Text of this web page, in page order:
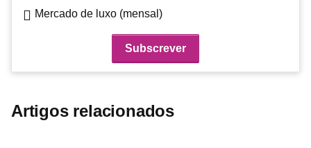
Mercado de luxo (mensal)
Artigos relacionados